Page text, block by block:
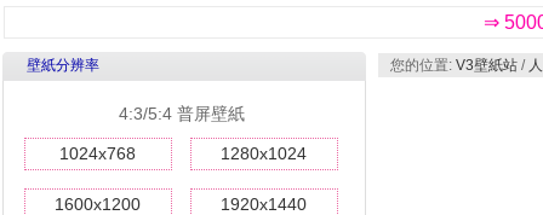
⇒
壁紙分辨率
4:3/5:4 普屏壁紙
1024x768 1280x1024
1600x1200 1920x1440
您的位置: V3壁紙站 /